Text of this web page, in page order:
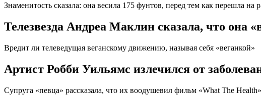
Знаменитость сказала: она весила 175 фунтов, перед тем как перешла на
Телезвезда Андреа Маклин сказала, что она
Вредит ли телеведущая веганскому движению, называя себя «веганкой»
Артист Робби Уильямс излечился от
Супруга «певца» рассказала, что их воодушевил фильм «What The Health»